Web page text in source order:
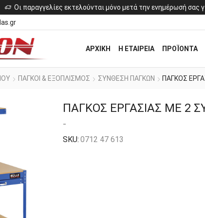
Οι παραγγελίες εκτελούνται μόνο μετά την ενημέρωσή σας
ΑΡΧΙΚΗ Η ΕΤΑΙΡΕΙΑ ΠΡΟΪΟΝΤΑ
ΠΑΓΚΟΙ & ΕΞΟΠΛΙΣΜΟΣ ΣΥΝΘΕΣΗ ΠΑΓΚΩΝ ΠΑΓΚΟΣ
ΠΑΓΚΟΣ ΕΡΓΑΣΙΑΣ ΜΕ 2
-
SKU: 0712 47 613